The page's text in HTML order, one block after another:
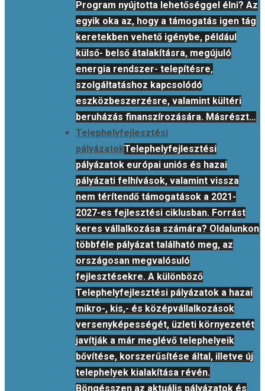
Program nyújtotta lehetőséggel élni? Az
egyik oka az, hogy a támogatás igen tág
keretekben vehető igénybe, például
külső- belső átalakításra, megújuló
energia rendszer- telepítésre,
szolgáltatáshoz kapcsolódó
eszközbeszerzésre, valamint kültéri
beruházás finanszírozására. Másrészt…
Telephelyfejlesztési
pályázatokTelephelyfejlesztési
pályázatok európai uniós és hazai
pályázati felhívások, valamint vissza
nem térítendő támogatások a 2021-
2027-es fejlesztési ciklusban. Forrást
keres vállalkozása számára? Oldalunkon
többféle pályázat található meg, az
országosan megvalósuló
fejlesztésekre. A különböző
Telephelyfejlesztési pályázatok a hazai
mikro-, kis,- és középvállalkozások
versenyképességét, üzleti környezetét
javítják a már meglévő telephelyeik
bővítése, korszerűsítése által, illetve új
telephelyek kialakítása révén.
Böngésszen az aktuális pályázatok és